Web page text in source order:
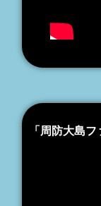
「周防大島フ